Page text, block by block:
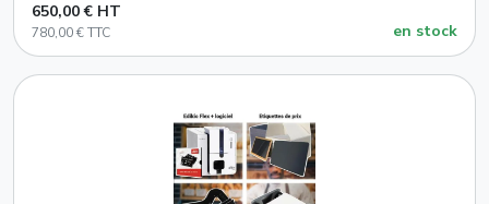
650,00 € HT
780,00 € TTC en stock